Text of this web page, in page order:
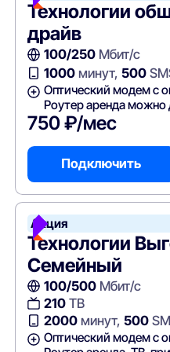
Технологии
драйв
100/250Мбит/с
1000минут, 500
Оптический модем с
Роутер аренда можно
750 ₽/мес
Подключить
Акция
Технологии
Семейный
100/500Мбит/с
210ТВ
2000минут, 500
Оптический модем с